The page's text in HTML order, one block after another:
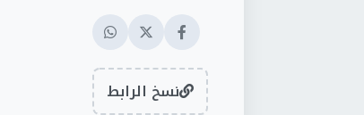
نسخ الرابط